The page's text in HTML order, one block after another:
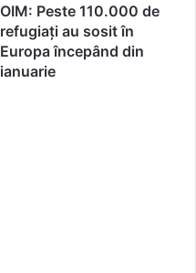
OIM: Peste 110.000 de
refugiați au sosit în
Europa începând din
ianuarie